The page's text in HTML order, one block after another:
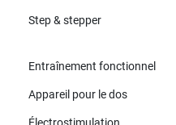
Step & stepper
Entraînement fonctionnel
Appareil pour le dos